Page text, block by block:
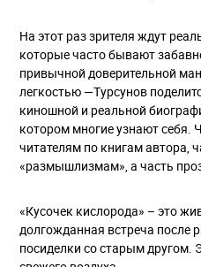
На этот раз зрителя ждут
которые часто бывают
привычной доверительной
легкостью —Турсунов
киношной и реальной
котором многие узнают себя.
читателям по книгам автора,
«размышлизмам», а часть
«Кусочек кислорода» – это
долгожданная встреча после
посиделки со старым другом.